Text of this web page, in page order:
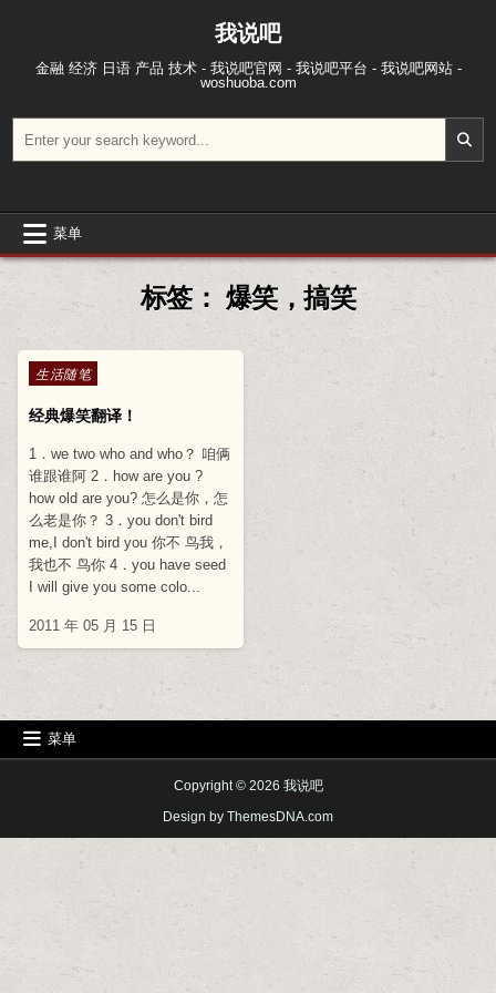
我说吧
金融 经济 日语 产品 技术 - 我说吧官网 - 我说吧平台 - 我说吧网站 -
woshuoba.com
菜单
标签： 爆笑，搞笑
Posted in
生活随笔
经典爆笑翻译！
1．we two who and who？ 咱俩
谁跟谁阿 2．how are you ?
how old are you? 怎么是你，怎
么老是你？ 3．you don't bird
me,I don't bird you 你不 鸟我，
我也不 鸟你 4．you have seed
I will give you some colo...
2011 年 05 月 15 日
菜单
Copyright © 2026 我说吧
Design by ThemesDNA.com